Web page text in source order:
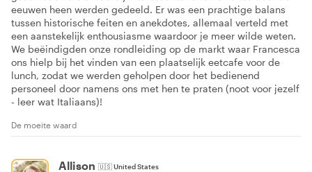
eeuwen heen werden gedeeld. Er was een prachtige balans
tussen historische feiten en anekdotes, allemaal verteld met
een aanstekelijk enthousiasme waardoor je meer wilde weten.
We beëindigden onze rondleiding op de markt waar Francesca
ons hielp bij het vinden van een plaatselijk eetcafe voor de
lunch, zodat we werden geholpen door het bedienend
personeel door namens ons met hen te praten (noot voor jezelf
- leer wat Italiaans)!
De moeite waard
Allison 🇺🇸United States